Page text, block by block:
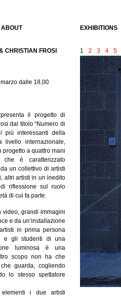
ABOUT EXHIBITIONS
1 2 3 4 5
CHRISTIAN FROSI
dalle 18,00
il progetto di
dal titolo “Numero di
più interessanti della
livello internazionale,
progetto a quattro mani
è caratterizzato
un collettivo di artisti
altri artisti in un inedito
riflessione sul ruolo
di cui fa parte.
video, grandi immagini
e da un’installazione
in prima persona
e gli studenti di una
luminosa è una
scopo non ha che
guarda, cogliendo
lo stesso spettatore
elementi i due artisti